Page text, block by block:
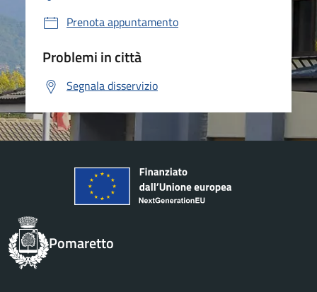
Prenota appuntamento
Problemi in città
Segnala disservizio
Pomaretto